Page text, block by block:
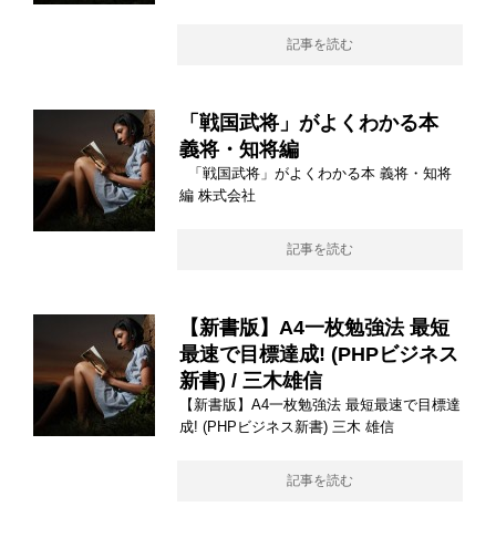
記事を読む
「戦国武将」がよくわかる本
義将・知将編
「戦国武将」がよくわかる本 義将・知将
編 株式会社
記事を読む
【新書版】A4一枚勉強法 最短
最速で目標達成! (PHPビジネス
新書) / 三木雄信
【新書版】A4一枚勉強法 最短最速で目標達
成! (PHPビジネス新書) 三木 雄信
記事を読む